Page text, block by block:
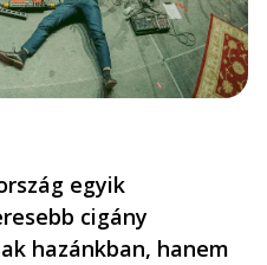
egyik
cigány
hazánkban, hanem